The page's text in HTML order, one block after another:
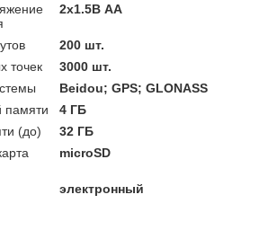
2х1.5В AA
200 шт.
точек
3000 шт.
Beidou; GPS; GLONASS
памяти
4 ГБ
(до)
32 ГБ
microSD
электронный